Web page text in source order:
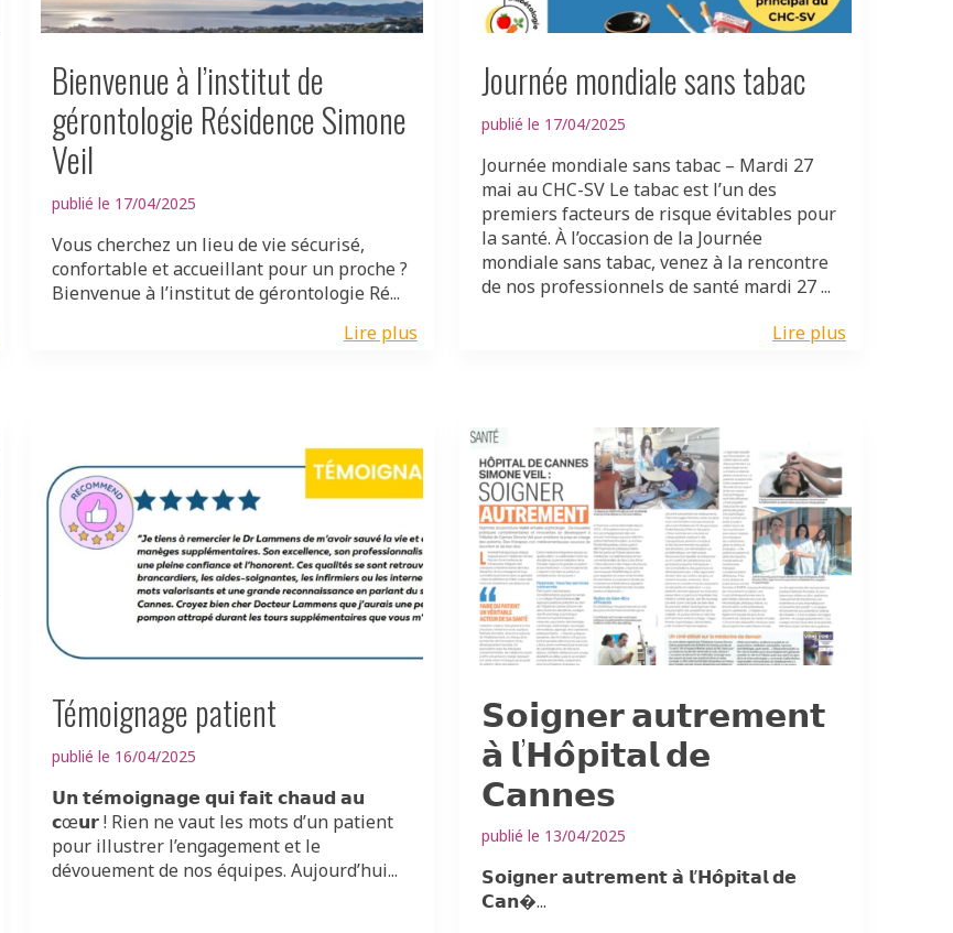
Bienvenue à l’institut de
gérontologie Résidence Simone
Veil
publié le 17/04/2025
Vous cherchez un lieu de vie sécurisé,
confortable et accueillant pour un proche ?
Bienvenue à l’institut de gérontologie Ré...
Lire plus
Journée mondiale sans tabac
publié le 17/04/2025
Journée mondiale sans tabac – Mardi 27
mai au CHC-SV Le tabac est l’un des
premiers facteurs de risque évitables pour
la santé. À l’occasion de la Journée
mondiale sans tabac, venez à la rencontre
de nos professionnels de santé mardi 27 ...
Lire plus
Témoignage patient
publié le 16/04/2025
𝗨𝗻 𝘁𝗲́𝗺𝗼𝗶𝗴𝗻𝗮𝗴𝗲 𝗾𝘂𝗶 𝗳𝗮𝗶𝘁 𝗰𝗵𝗮𝘂𝗱 𝗮𝘂
𝗰œ𝘂𝗿 ! Rien ne vaut les mots d’un patient
pour illustrer l’engagement et le
dévouement de nos équipes. Aujourd’hui...
𝗦𝗼𝗶𝗴𝗻𝗲𝗿 𝗮𝘂𝘁𝗿𝗲𝗺𝗲𝗻𝘁
𝗮̀ 𝗹’𝗛𝗼̂𝗽𝗶𝘁𝗮𝗹 𝗱𝗲
𝗖𝗮𝗻𝗻𝗲𝘀
publié le 13/04/2025
𝗦𝗼𝗶𝗴𝗻𝗲𝗿 𝗮𝘂𝘁𝗿𝗲𝗺𝗲𝗻𝘁 𝗮̀ 𝗹’𝗛𝗼̂𝗽𝗶𝘁𝗮𝗹 𝗱𝗲
𝗖𝗮𝗻�...